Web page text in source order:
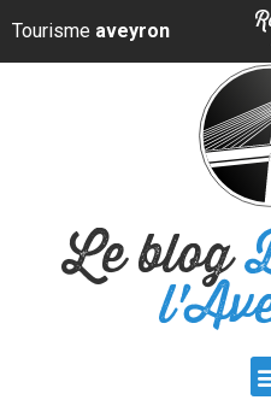
Panneau de gestion des
Tourisme aveyron
Le blog